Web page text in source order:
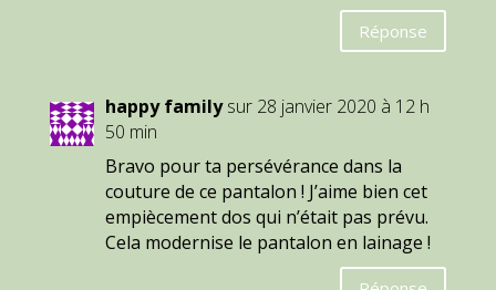
Réponse
happy family sur 28 janvier 2020 à 12 h
50 min
Bravo pour ta persévérance dans la
couture de ce pantalon ! J’aime bien cet
empiècement dos qui n’était pas prévu.
Cela modernise le pantalon en lainage !